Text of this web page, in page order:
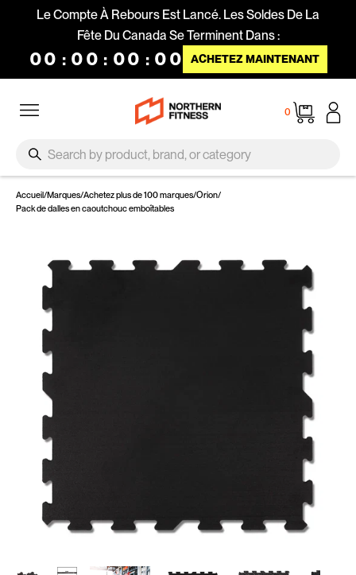
Passer au contenu
Le Compte À Rebours Est Lancé. Les Soldes De La
Fête Du Canada Se Terminent Dans :
00 : 00 : 00 : 00 ACHETEZ MAINTENANT
0
Panier
Recherche
Accueil/Marques/Achetez plus de 100 marques/Orion/
Pack de dalles en caoutchouc emboîtables